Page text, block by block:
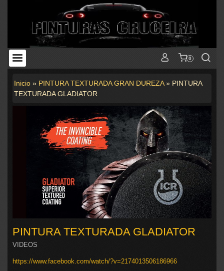
0
Inicio » PINTURA TEXTURADA GRAN DUREZA» PINTURA
TEXTURADA GLADIATOR
PINTURA TEXTURADA GLADIATOR
VIDEOS
https://www.facebook.com/watch/?v=2174013506186966